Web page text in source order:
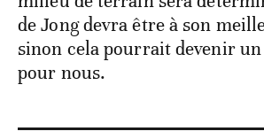
de Jong devra être à son
sinon cela pourrait devenir
pour nous.